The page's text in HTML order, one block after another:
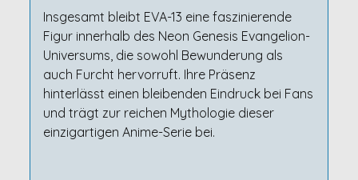
Insgesamt bleibt EVA-13 eine faszinierende
Figur innerhalb des Neon Genesis Evangelion-
Universums, die sowohl Bewunderung als
auch Furcht hervorruft. Ihre Präsenz
hinterlässt einen bleibenden Eindruck bei Fans
und trägt zur reichen Mythologie dieser
einzigartigen Anime-Serie bei.